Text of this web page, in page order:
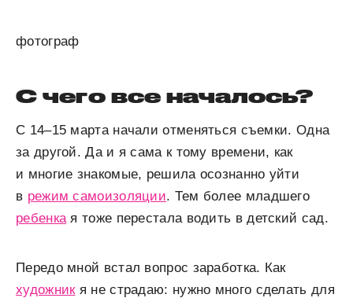
фотограф
С чего все началось?
С 14–15 марта начали отменяться съемки. Одна
за другой. Да и я сама к тому времени, как
и многие знакомые, решила осознанно уйти
в режим самоизоляции. Тем более младшего
ребенкая тоже перестала водить в детский сад.
Передо мной встал вопрос заработка. Как
художникя не страдаю: нужно много сделать для